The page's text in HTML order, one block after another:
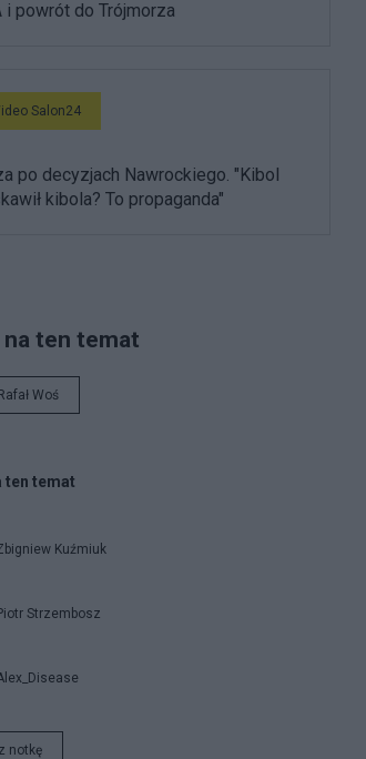
i powrót do Trójmorza
Salon24
po decyzjach Nawrockiego. "Kibol
kibola? To propaganda"
na ten temat
Rafał Woś
ten temat
Kuźmiuk
Strzembosz
notkę